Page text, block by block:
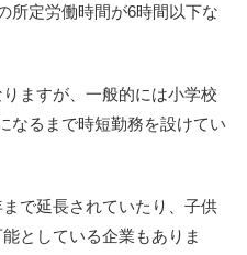
所定労働時間が6時間以下な
ますが、一般的には小学校
なるまで時短勤務を設けてい
で延長されていたり、子供
としている企業もありま